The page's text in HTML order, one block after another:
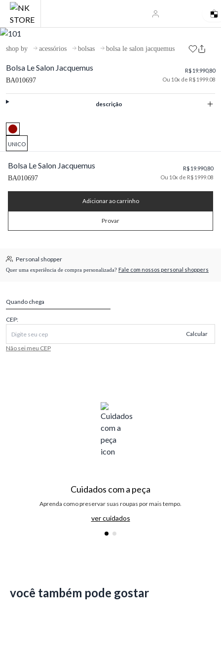
shop by acessórios bolsas bolsa le salon jacquemus
Bolsa Le Salon Jacquemus
BA010697
R$ 19.990,80
Ou 10x de R$ 1999.08
descrição
UNICO
Bolsa Le Salon Jacquemus
BA010697
R$ 19.990,80
Ou 10x de R$ 1999.08
Adicionar ao carrinho
Provar
Personal shopper
Quer uma experiência de compra personalizada? Fale com nossos personal shoppers
Quando chega
CEP:
Calcular
Não sei meu CEP
Cuidados com a peça
Aprenda como preservar suas roupas por mais tempo.
ver cuidados
você também pode gostar